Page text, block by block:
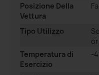
Posizione Della
Vettura
Tipo Utilizzo
Temperatura di
Esercizio
-